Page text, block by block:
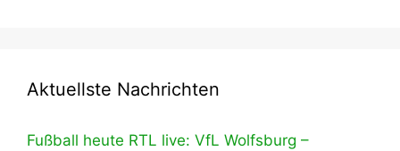
Aktuellste Nachrichten
Fußball heute RTL live: VfL Wolfsburg –